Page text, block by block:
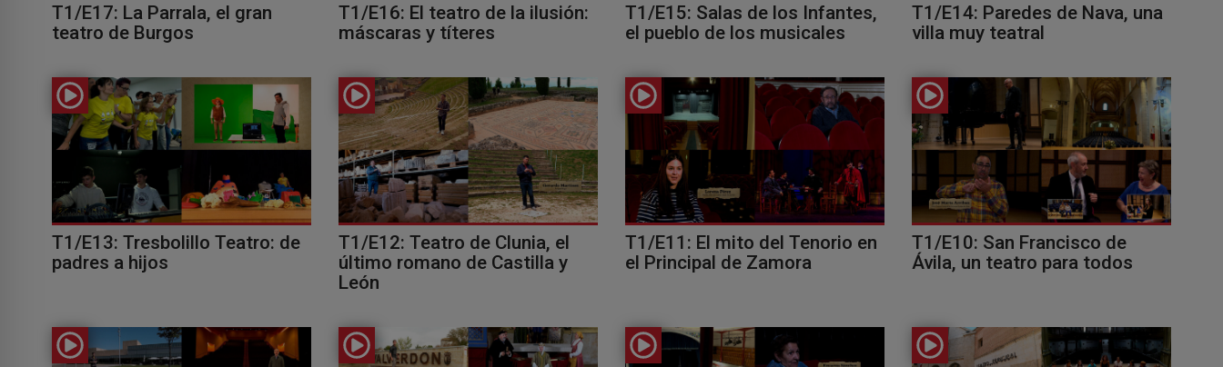
T1/E17: La Parrala, el gran
teatro de Burgos
T1/E16: El teatro de la ilusión:
máscaras y títeres
T1/E15: Salas de los Infantes,
el pueblo de los musicales
T1/E14: Paredes de Nava, una
villa muy teatral
T1/E13: Tresbolillo Teatro: de
padres a hijos
T1/E12: Teatro de Clunia, el
último romano de Castilla y
León
T1/E11: El mito del Tenorio en
el Principal de Zamora
T1/E10: San Francisco de
Ávila, un teatro para todos